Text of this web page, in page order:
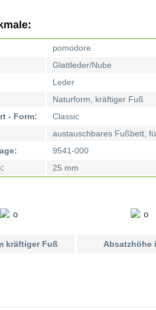
pomodore
Glattleder/Nube
Leder
Naturform, kräftiger Fuß
- Form:
Classic
austauschbares Fußbett,
9541-000
25 mm
kräftiger Fuß Absatzhöhe